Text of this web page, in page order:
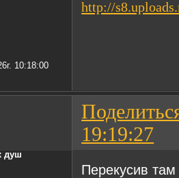
10:18:00
19:19:27
душ
Перекусив